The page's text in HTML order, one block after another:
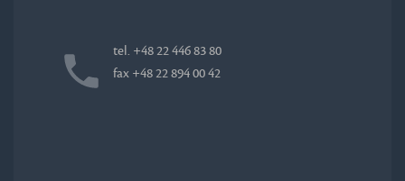
tel. +48 22 446 83 80
fax +48 22 894 00 42